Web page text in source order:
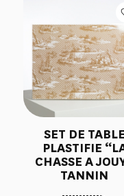
SET DE TABLE
PLASTIFIE
CHASSE A
TANNIN